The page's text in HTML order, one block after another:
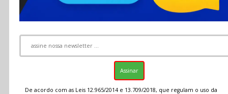
De acordo com as Leis 12.965/2014 e 13.709/2018, que regulam o uso da